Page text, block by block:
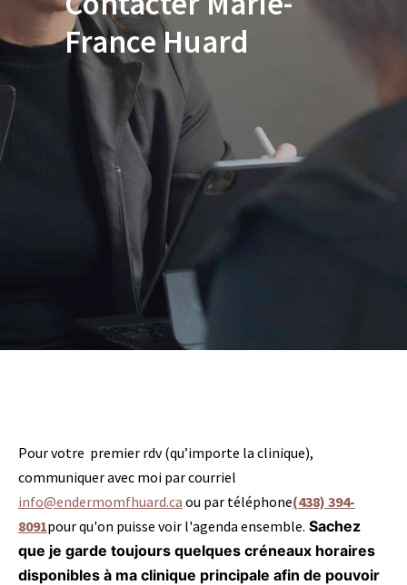
France Huard
Pour votre premier rdv (qu’importe la clinique),
communiquer avec moi par courriel
info@endermomfhuard.ca ou par téléphone(438) 394-
8091pour qu'on puisse voir l'agenda ensemble. Sachez
que je garde toujours quelques créneaux horaires
disponibles à ma clinique principale afin de pouvoir